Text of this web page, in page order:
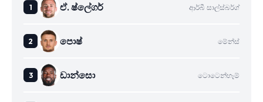
ඒ. ෂ්ලේගර් ආර්බී සාල්ස්බර්ග්
පොෂ් මේන්ස්
ඩාන්සො ටොටෙන්හෑම්